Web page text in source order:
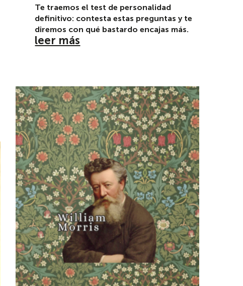
Te traemos el test de personalidad
definitivo: contesta estas preguntas y te
diremos con qué bastardo encajas más.
leer más